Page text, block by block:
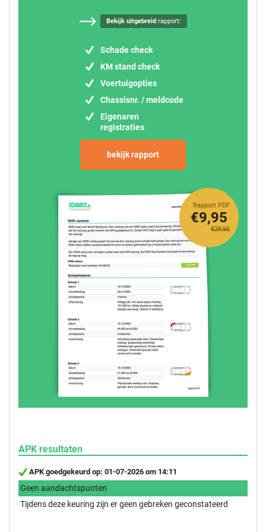
Bekijk uitgebreidrapport:
Schade check
KM stand check
Voertuigopties
Chassisnr. / meldcode
Eigenaren
registraties
bekijk rapport
Rapport PDF
€29,95
€9,95
APK resultaten
APK goedgekeurd op: 01-07-2026 om 14:11
Geen aandachtspunten
Tijdens deze keuring zijn er geen gebreken geconstateerd